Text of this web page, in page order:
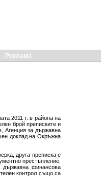
Реклама
2011 г. в района на
брой преписките и
Агенция за държавна
доклад на Окръжна
друга преписка е
престъпление,
държавна финансова
контрол също са